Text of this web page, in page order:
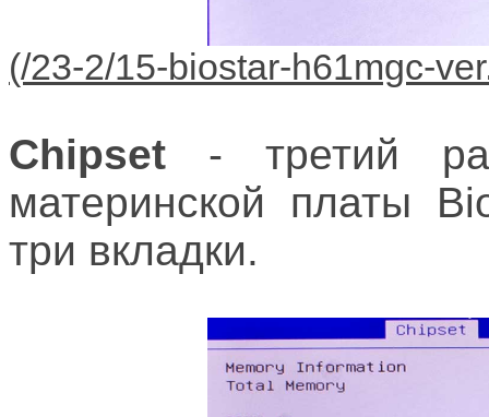
Chipset - третий
материнской платы
три вкладки.